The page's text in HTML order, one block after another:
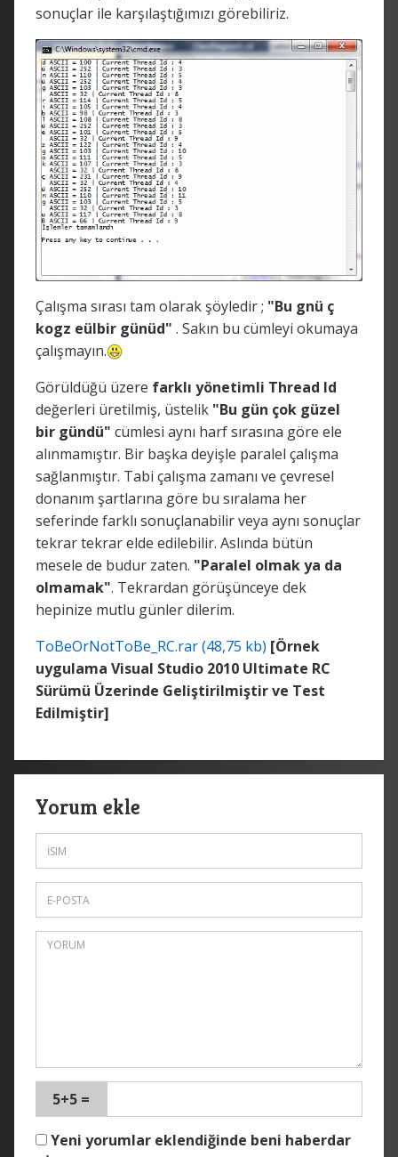
sonuçlar ile karşılaştığımızı görebiliriz.
Çalışma sırası tam olarak şöyledir ; "Bu gnü ç
kogz eülbir günüd" . Sakın bu cümleyi okumaya
çalışmayın.
Görüldüğü üzere farklı yönetimli Thread Id
değerleri üretilmiş, üstelik "Bu gün çok güzel
bir gündü" cümlesi aynı harf sırasına göre ele
alınmamıştır. Bir başka deyişle paralel çalışma
sağlanmıştır. Tabi çalışma zamanı ve çevresel
donanım şartlarına göre bu sıralama her
seferinde farklı sonuçlanabilir veya aynı sonuçlar
tekrar tekrar elde edilebilir. Aslında bütün
mesele de budur zaten. "Paralel olmak ya da
olmamak". Tekrardan görüşünceye dek
hepinize mutlu günler dilerim.
ToBeOrNotToBe_RC.rar (48,75 kb) [Örnek
uygulama Visual Studio 2010 Ultimate RC
Sürümü Üzerinde Geliştirilmiştir ve Test
Edilmiştir]
Yorum ekle
5+5 =
Yeni yorumlar eklendiğinde beni haberdar